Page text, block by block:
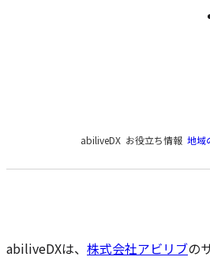
の
の
abiliveDX お役立ち情報 地域
abiliveDXは、 株式会社アビリブの